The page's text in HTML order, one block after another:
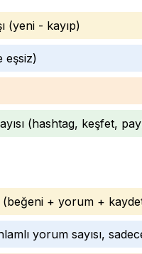
(yeni - kayıp)
eşsiz)
(hashtag, keşfet,
(beğeni + yorum +
yorum sayısı,